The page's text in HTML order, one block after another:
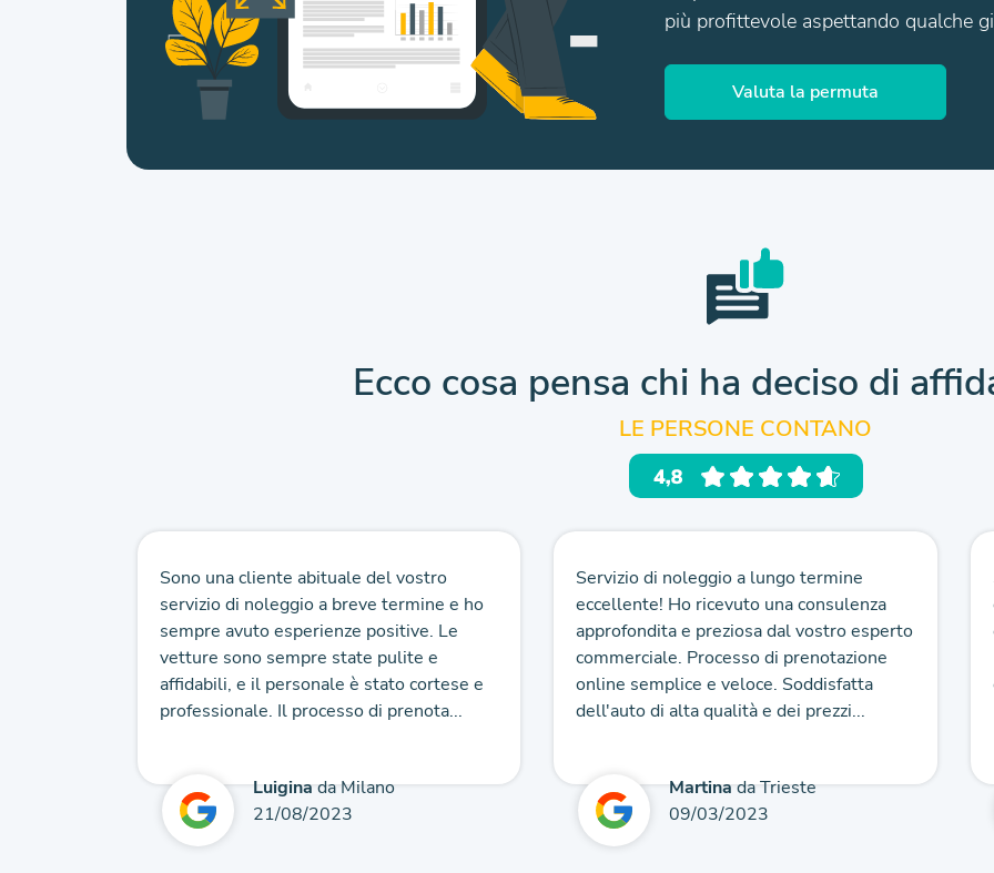
più profittevole aspettando qualche
Valuta la permuta
Ecco cosa pensa chi ha deciso di
LE PERSONE CONTANO
Sono una cliente abituale del vostro
servizio di noleggio a breve termine e ho
sempre avuto esperienze positive. Le
vetture sono sempre state pulite e
affidabili, e il personale è stato cortese e
professionale. Il processo di prenota...
Luiginada Milano
21/08/2023
Servizio di noleggio a lungo termine
eccellente! Ho ricevuto una consulenza
approfondita e preziosa dal vostro esperto
commerciale. Processo di prenotazione
online semplice e veloce. Soddisfatta
dell'auto di alta qualità e dei prezzi...
Martinada Trieste
09/03/2023